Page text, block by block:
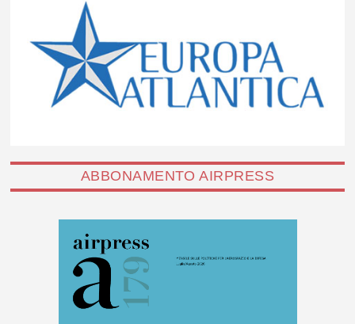
ABBONAMENTO AIRPRESS